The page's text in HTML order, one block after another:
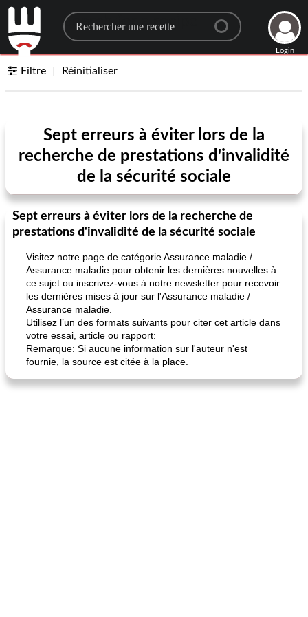
Search for a recipe
Login
Filtre Réinitialiser
Sept erreurs à éviter lors de la
recherche de prestations d'invalidité
de la sécurité sociale
Sept erreurs à éviter lors de la recherche de
prestations d'invalidité de la sécurité sociale
Visitez notre page de catégorie Assurance maladie /
Assurance maladie pour obtenir les dernières nouvelles à
ce sujet ou inscrivez-vous à notre newsletter pour recevoir
les dernières mises à jour sur l'Assurance maladie /
Assurance maladie.
Utilisez l’un des formats suivants pour citer cet article dans
votre essai, article ou rapport:
Remarque: Si aucune information sur l'auteur n'est
fournie, la source est citée à la place.